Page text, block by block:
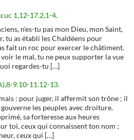
1,12-17.2,1-4.
n’es-tu pas mon Dieu, mon Saint,
tu as établi les Chaldéens pour
fait un roc pour exercer le châtiment.
le mal, tu ne peux supporter la vue
regardes-tu […]
9.10-11.12-13.
: pour juger, il affermit son trône ; il
les peuples avec droiture.
sa forteresse aux heures
toi, ceux qui connaissent ton nom ;
ceux qui […]